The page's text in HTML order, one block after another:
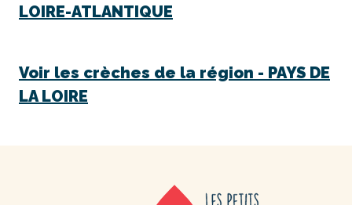
LOIRE-ATLANTIQUE
Voir les crèches de la région - PAYS DE
LA LOIRE